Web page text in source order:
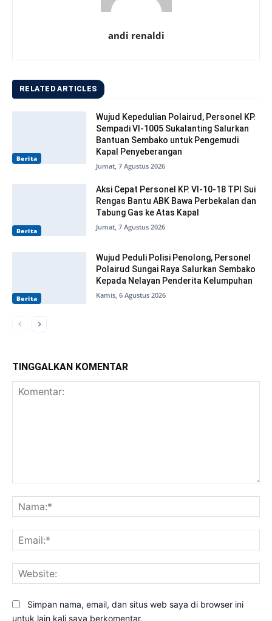
andi renaldi
RELATED ARTICLES
Berita
Wujud Kepedulian Polairud, Personel KP.
Sempadi VI-1005 Sukalanting Salurkan
Bantuan Sembako untuk Pengemudi
Kapal Penyeberangan
Jumat, 7 Agustus 2026
Berita
Aksi Cepat Personel KP. VI-10-18 TPI Sui
Rengas Bantu ABK Bawa Perbekalan dan
Tabung Gas ke Atas Kapal
Jumat, 7 Agustus 2026
Berita
Wujud Peduli Polisi Penolong, Personel
Polairud Sungai Raya Salurkan Sembako
Kepada Nelayan Penderita Kelumpuhan
Kamis, 6 Agustus 2026
TINGGALKAN KOMENTAR
Simpan nama, email, dan situs web saya di browser ini
untuk lain kali saya berkomentar.